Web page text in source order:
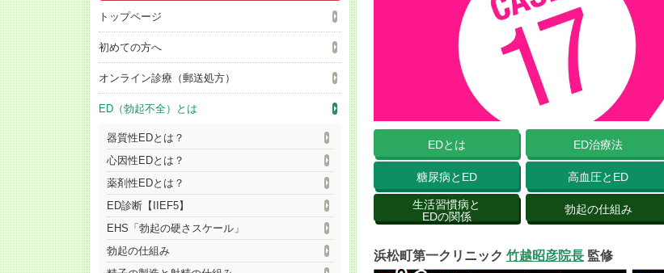
トップページ
初めての方へ
オンライン診療（郵送処方）
ED（勃起不全）とは
器質性EDとは？
心因性EDとは？
薬剤性EDとは？
ED診断【IIEF5】
EHS「勃起の硬さスケール」
勃起の仕組み
EDとは ED治療法
糖尿病とED 高血圧とED
生活習慣病と
EDの関係
勃起の仕組み
浜松町第一クリニック 竹越昭彦院長 監修